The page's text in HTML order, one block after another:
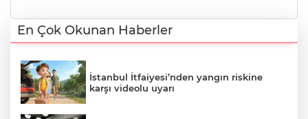
En Çok Okunan Haberler
İstanbul İtfaiyesi’nden yangın riskine
karşı videolu uyarı